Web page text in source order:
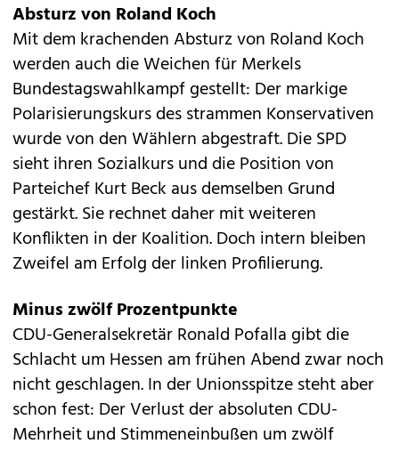
Absturz von Roland Koch
Mit dem krachenden Absturz von Roland Koch
werden auch die Weichen für Merkels
Bundestagswahlkampf gestellt: Der markige
Polarisierungskurs des strammen Konservativen
wurde von den Wählern abgestraft. Die SPD
sieht ihren Sozialkurs und die Position von
Parteichef Kurt Beck aus demselben Grund
gestärkt. Sie rechnet daher mit weiteren
Konflikten in der Koalition. Doch intern bleiben
Zweifel am Erfolg der linken Profilierung.
Minus zwölf Prozentpunkte
CDU-Generalsekretär Ronald Pofalla gibt die
Schlacht um Hessen am frühen Abend zwar noch
nicht geschlagen. In der Unionsspitze steht aber
schon fest: Der Verlust der absoluten CDU-
Mehrheit und Stimmeneinbußen um zwölf